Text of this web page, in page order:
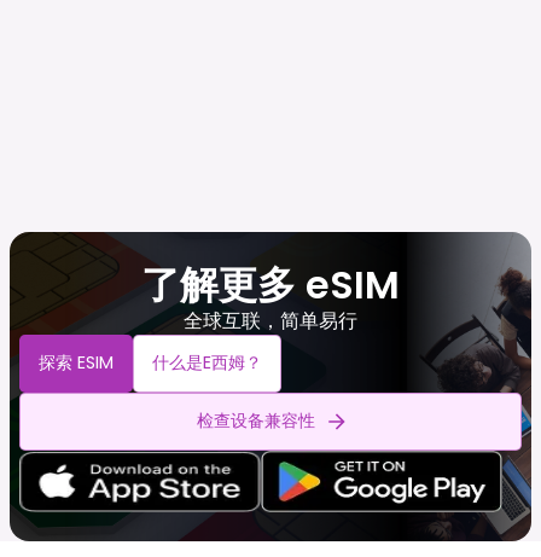
了解更多 eSIM
全球互联，简单易行
探索 ESIM 什么是e西姆？
检查设备兼容性